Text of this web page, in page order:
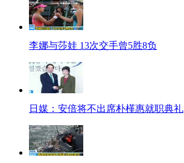
李娜与莎娃 13次交手曾5胜8负
日媒：安倍将不出席朴槿惠就职典礼